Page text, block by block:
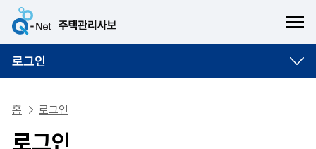
로그인
홈 로그인
로그인